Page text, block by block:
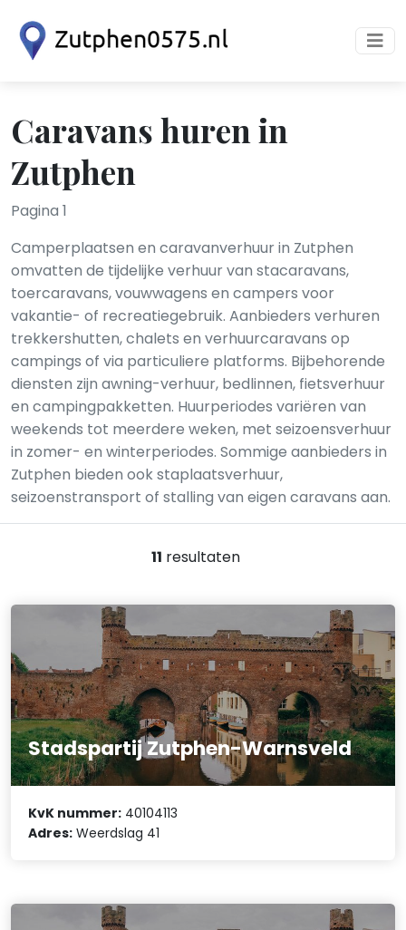
Caravans huren in
Zutphen
Pagina 1
Camperplaatsen en caravanverhuur in Zutphen
omvatten de tijdelijke verhuur van stacaravans,
toercaravans, vouwwagens en campers voor
vakantie- of recreatiegebruik. Aanbieders verhuren
trekkershutten, chalets en verhuurcaravans op
campings of via particuliere platforms. Bijbehorende
diensten zijn awning-verhuur, bedlinnen, fietsverhuur
en campingpakketten. Huurperiodes variëren van
weekends tot meerdere weken, met seizoensverhuur
in zomer- en winterperiodes. Sommige aanbieders in
Zutphen bieden ook staplaatsverhuur,
seizoenstransport of stalling van eigen caravans aan.
11 resultaten
Stadspartij Zutphen-Warnsveld
KvK nummer: 40104113
Adres: Weerdslag 41